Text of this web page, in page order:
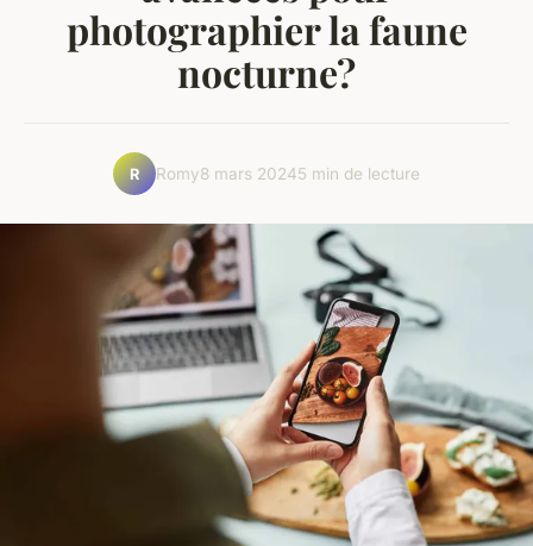
photographier la faune
nocturne?
R Romy8 mars 20245 min de lecture